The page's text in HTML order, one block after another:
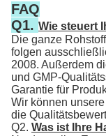
FAQ
Q1. Wie steuert
Die ganze
folgen
2008. Außerdem
und GMP-
Garantie für
Wir können
die
Q2. Was ist Ihre